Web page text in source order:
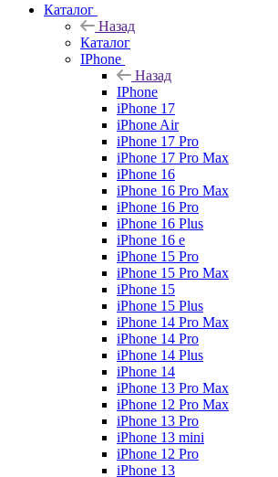
Каталог
Назад
Каталог
IPhone
Назад
IPhone
iPhone 17
iPhone Air
iPhone 17 Pro
iPhone 17 Pro Max
iPhone 16
iPhone 16 Pro Max
iPhone 16 Pro
iPhone 16 Plus
iPhone 16 e
iPhone 15 Pro
iPhone 15 Pro Max
iPhone 15
iPhone 15 Plus
iPhone 14 Pro Max
iPhone 14 Pro
iPhone 14 Plus
iPhone 14
iPhone 13 Pro Max
iPhone 12 Pro Max
iPhone 13 Pro
iPhone 13 mini
iPhone 12 Pro
iPhone 13